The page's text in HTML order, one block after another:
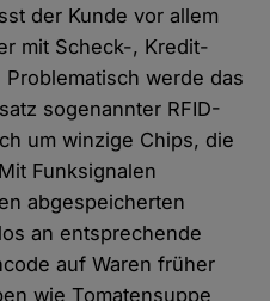
der Kunde vor allem
mit Scheck-, Kredit-
werde das
sogenannter RFID-
um winzige Chips, die
Funksignalen
abgespeicherten
an entsprechende
auf Waren früher
wie Tomatensuppe